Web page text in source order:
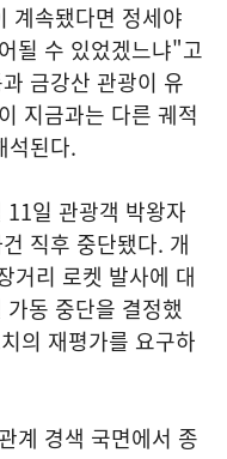
계속됐다면 정세야
될 수 있었겠느냐"고
금강산 관광이 유
지금과는 다른 궤적
석된다.
일 관광객 박왕자
직후 중단됐다. 개
거리 로켓 발사에 대
동 중단을 결정했
의 재평가를 요구하
계 경색 국면에서 종